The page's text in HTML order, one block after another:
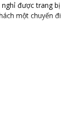
nghỉ được trang bị
một chuyến đi